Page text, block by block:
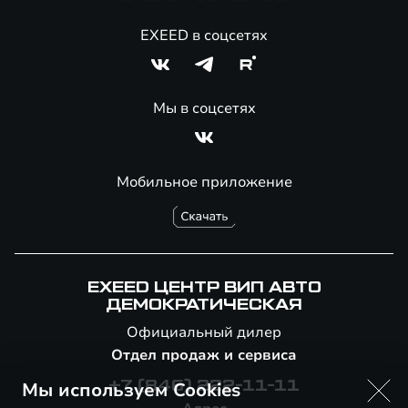
Мобильное приложение
EXEED в соцсетях
Мы в соцсетях
EXEED ЦЕНТР ВИП АВТО
ДЕМОКРАТИЧЕСКАЯ
Официальный дилер
Отдел продаж и сервиса
+7 (846) 222-11-11
Мы используем Cookies